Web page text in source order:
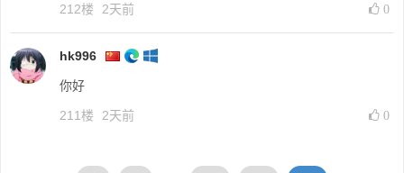
212楼 2天前 0
hk996
你好
211楼 2天前 0